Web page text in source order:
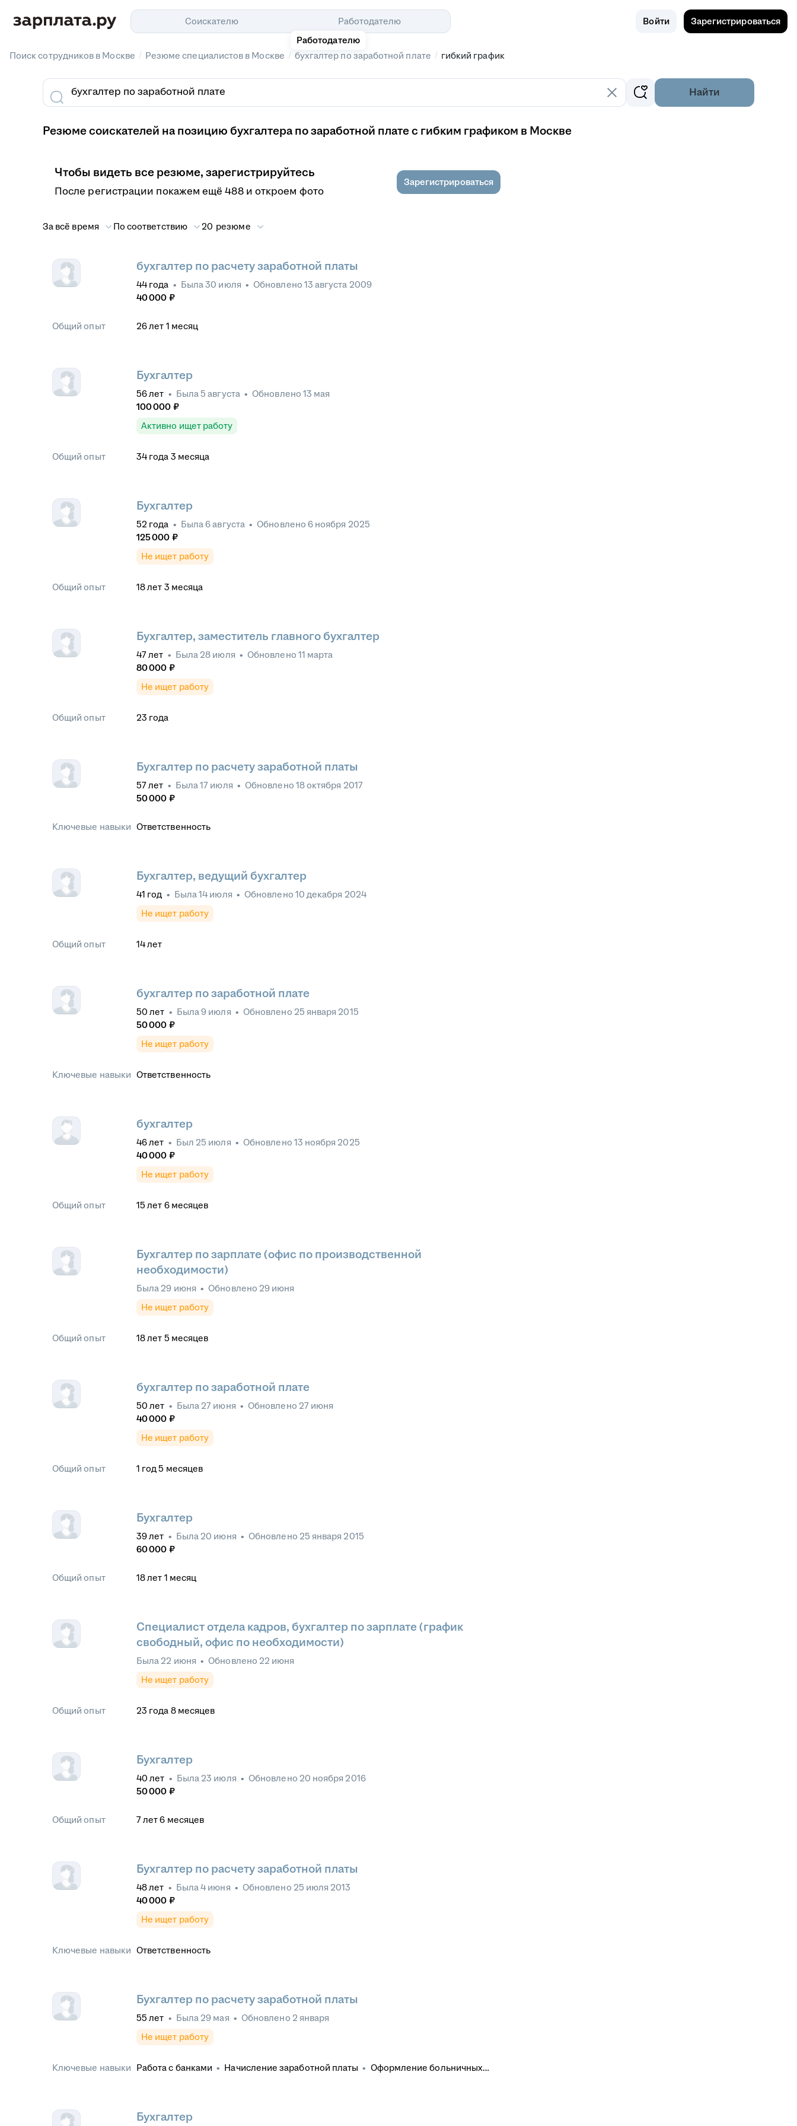
Соискателю
Работодателю
Работодателю
Войти Зарегистрироваться
Поиск сотрудников в Москве / Резюме специалистов в Москве / бухгалтер по заработной плате / гибкий график
Найти
Резюме соискателей на позицию бухгалтера по заработной плате с гибким графиком в Москве
Чтобы видеть все резюме, зарегистрируйтесь
После регистрации покажем ещё 488 и откроем фото
Зарегистрироваться
За всё время По соответствию 20 резюме
бухгалтер по расчету заработной платы
44 года • Была30 июля • Обновлено 13 августа 2009
40 000 ₽
Общий опыт 26лет 1 месяц
Бухгалтер
56лет • Была5 августа • Обновлено 13 мая
100 000 ₽
Активно ищет работу
Общий опыт 34 года 3 месяца
Бухгалтер
52 года • Была6 августа • Обновлено 6 ноября 2025
125 000 ₽
Не ищет работу
Общий опыт 18лет 3 месяца
Бухгалтер, заместитель главного бухгалтер
47лет • Была 28 июля • Обновлено 11 марта
80 000 ₽
Не ищет работу
Общий опыт 23 года
Бухгалтер по расчету заработной платы
57лет • Была17 июля • Обновлено 18 октября 2017
50 000 ₽
Ключевые навыки Ответственность
Бухгалтер, ведущий бухгалтер
41 год • Была14 июля • Обновлено 10 декабря 2024
Не ищет работу
Общий опыт 14лет
бухгалтер по заработной плате
50 лет • Была9 июля • Обновлено 25 января 2015
50 000 ₽
Не ищет работу
Ключевые навыки Ответственность
бухгалтер
46лет • Был 25 июля • Обновлено 13 ноября 2025
40 000 ₽
Не ищет работу
Общий опыт 15 лет 6 месяцев
Бухгалтер по зарплате (офис по производственной
необходимости)
Была 29 июня • Обновлено 29 июня
Не ищет работу
Общий опыт 18лет 5 месяцев
бухгалтер по заработной плате
50 лет • Была 27 июня • Обновлено 27 июня
40 000 ₽
Не ищет работу
Общий опыт 1 год 5 месяцев
Бухгалтер
39лет • Была 20 июня • Обновлено 25 января 2015
60 000 ₽
Общий опыт 18лет 1 месяц
Специалист отдела кадров, бухгалтер по зарплате (график
свободный, офис по необходимости)
Была 22 июня • Обновлено 22 июня
Не ищет работу
Общий опыт 23 года 8 месяцев
Бухгалтер
40 лет • Была 23 июля • Обновлено 20 ноября 2016
50 000 ₽
Общий опыт 7лет 6 месяцев
Бухгалтер по расчету заработной платы
48лет • Была4 июня • Обновлено 25 июля 2013
40 000 ₽
Не ищет работу
Ключевые навыки Ответственность
Бухгалтер по расчету заработной платы
55 лет • Была 29 мая • Обновлено 2 января
Не ищет работу
Ключевые навыки Работа с банками • Начисление заработной платы • Оформление больничных
в ПФР • Отчетность в ФСС
Бухгалтер